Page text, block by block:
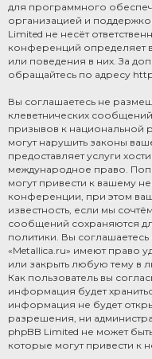
для программного
организацией и
Limited не несёт
конференций определяет
или поведения в них. За
обращайтесь по адресу
Вы соглашаетесь не
клеветнических
призывов к национальной
могут нарушить законы
предоставляет услуги
международное право.
могут привести к вашему
конференции, при этом
известность, если мы
сообщений сохраняются
политики. Вы
«Metallica.ru» имеют право
или закрыть любую тему в
Как пользователь вы
информация будет
информация не будет
разрешения, ни
phpBB Limited не может
которые могут привести к